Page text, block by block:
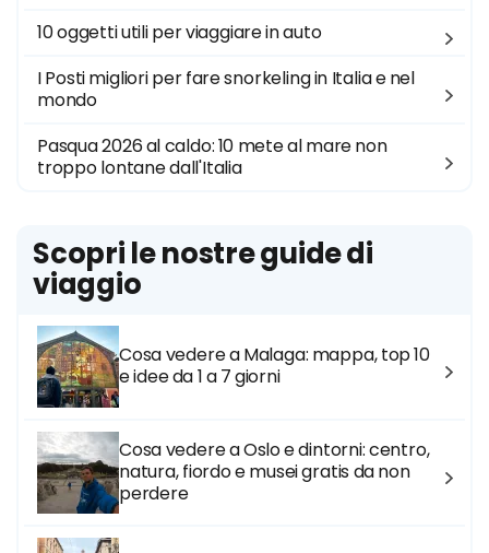
10 oggetti utili per viaggiare in auto
I Posti migliori per fare snorkeling in Italia e nel
mondo
Pasqua 2026 al caldo: 10 mete al mare non
troppo lontane dall'Italia
Scopri le nostre guide di
viaggio
Cosa vedere a Malaga: mappa, top 10
e idee da 1 a 7 giorni
Cosa vedere a Oslo e dintorni: centro,
natura, fiordo e musei gratis da non
perdere